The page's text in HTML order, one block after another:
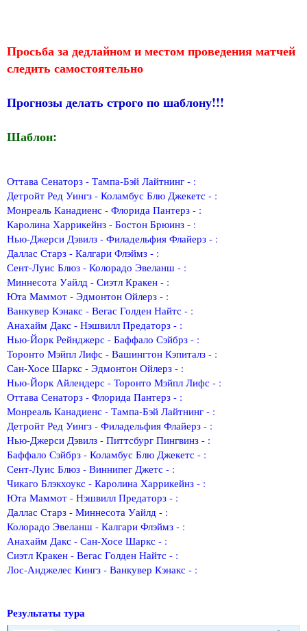
Просьба за дедлайном и местом проведения матчей
следить самостоятельно
Прогнозы делать строго по шаблону!!!
Шаблон:
Оттава Сенаторз - Тампа-Бэй Лайтнинг - :
Детройт Ред Уингз - Коламбус Блю Джекетс - :
Монреаль Канадиенс - Флорида Пантерз - :
Каролина Харрикейнз - Бостон Брюинз - :
Нью-Джерси Дэвилз - Филадельфия Флайерз - :
Даллас Старз - Калгари Флэймз - :
Сент-Луис Блюз - Колорадо Эвеланш - :
Миннесота Уайлд - Сиэтл Кракен - :
Юта Маммот - Эдмонтон Ойлерз - :
Ванкувер Кэнакс - Вегас Голден Найтс - :
Анахайм Дакс - Нэшвилл Предаторз - :
Нью-Йорк Рейнджерс - Баффало Сэйбрз - :
Торонто Мэйпл Лифс - Вашингтон Кэпиталз - :
Сан-Хосе Шаркс - Эдмонтон Ойлерз - :
Нью-Йорк Айлендерс - Торонто Мэйпл Лифс - :
Оттава Сенаторз - Флорида Пантерз - :
Монреаль Канадиенс - Тампа-Бэй Лайтнинг - :
Детройт Ред Уингз - Филадельфия Флайерз - :
Нью-Джерси Дэвилз - Питтсбург Пингвинз - :
Баффало Сэйбрз - Коламбус Блю Джекетс - :
Сент-Луис Блюз - Виннипег Джетс - :
Чикаго Блэкхоукс - Каролина Харрикейнз - :
Юта Маммот - Нэшвилл Предаторз - :
Даллас Старз - Миннесота Уайлд - :
Колорадо Эвеланш - Калгари Флэймз - :
Анахайм Дакс - Сан-Хосе Шаркс - :
Сиэтл Кракен - Вегас Голден Найтс - :
Лос-Анджелес Кингз - Ванкувер Кэнакс - :
Результаты тура